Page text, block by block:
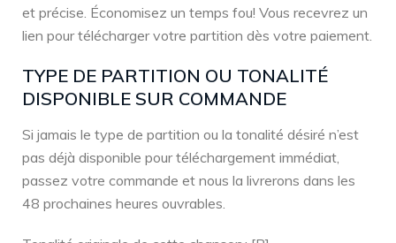
et précise. Économisez un temps fou! Vous recevrez un
lien pour télécharger votre partition dès votre paiement.
TYPE DE PARTITION OU TONALITÉ
DISPONIBLE SUR COMMANDE
Si jamais le type de partition ou la tonalité désiré n’est
pas déjà disponible pour téléchargement immédiat,
passez votre commande et nous la livrerons dans les
48 prochaines heures ouvrables.